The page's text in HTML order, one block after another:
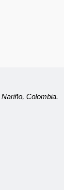
Colombia.